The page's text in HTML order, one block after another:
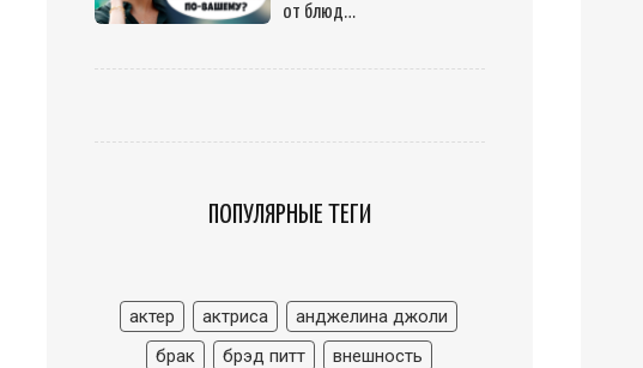
от блюд…
ПОПУЛЯРНЫЕ ТЕГИ
актер актриса
анджелина джоли
брак
брэд питт
внешность